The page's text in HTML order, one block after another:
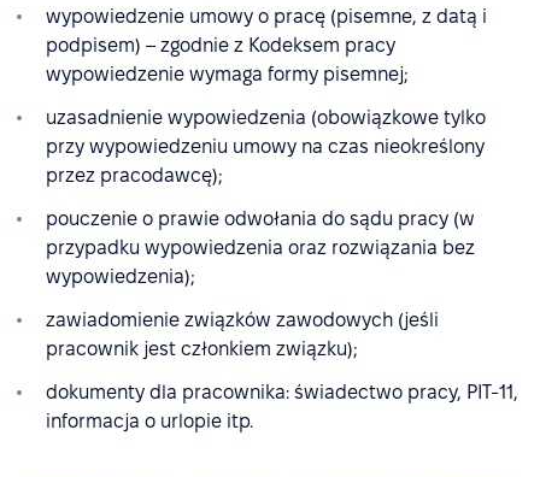
wypowiedzenie umowy o pracę (pisemne, z datą i
podpisem) – zgodnie z Kodeksem pracy
wypowiedzenie wymaga formy pisemnej;
uzasadnienie wypowiedzenia (obowiązkowe tylko
przy wypowiedzeniu umowy na czas nieokreślony
przez pracodawcę);
pouczenie o prawie odwołania do sądu pracy (w
przypadku wypowiedzenia oraz rozwiązania bez
wypowiedzenia);
zawiadomienie związków zawodowych (jeśli
pracownik jest członkiem związku);
dokumenty dla pracownika: świadectwo pracy, PIT-11,
informacja o urlopie itp.